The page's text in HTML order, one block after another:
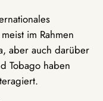
im Rahmen
aber auch darüber
Tobago haben